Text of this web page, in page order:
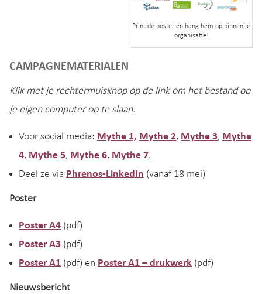
Print de poster en hang hem op binnen je
organisatie!
CAMPAGNEMATERIALEN
Klik met je rechtermuisknop op de link om het bestand op
je eigen computer op te slaan.
Voor social media: Mythe 1, Mythe 2, Mythe 3, Mythe
4, Mythe 5, Mythe 6, Mythe 7.
Deel ze via Phrenos-LinkedIn (vanaf 18 mei)
Poster
Poster A4 (pdf)
Poster A3 (pdf)
Poster A1 (pdf) en Poster A1 – drukwerk (pdf)
Nieuwsbericht